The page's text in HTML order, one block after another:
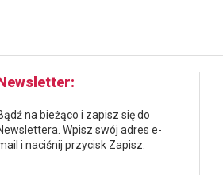
na bieżąco i zapisz się do
Wpisz swój adres e-
i naciśnij przycisk Zapisz.